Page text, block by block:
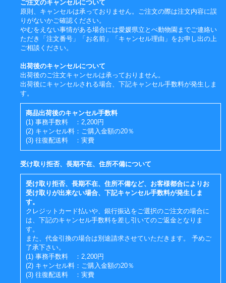
ご注文のキャンセルについて
原則、キャンセルは承っておりません。ご注文の際は注文内容に誤
りがないかご確認ください。
やむをえない事情がある場合には愛媛県立とべ動物園までご連絡い
ただき「注文番号」「お名前」「キャンセル理由」をお申し出の上
ご相談ください。
出荷後のキャンセルについて
出荷後のご注文キャンセルは承っておりません。
出荷後にキャンセルされる場合、下記キャンセル手数料が発生しま
す。
商品出荷後のキャンセル手数料
(1) 事務手数料 ：2,200円
(2) キャンセル料：ご購入金額の20％
(3) 往復配送料 ：実費
受け取り拒否、長期不在、住所不備について
受け取り拒否、長期不在、住所不備など、お客様都合によりお
受け取りが出来ない場合、下記キャンセル手数料が発生しま
す。
クレジットカード払いや、銀行振込をご選択のご注文の場合に
は、下記のキャンセル手数料を差し引いてのご返金となりま
す。
また、代金引換の場合は別途請求させていただきます。 予めご
了承下さい。
(1) 事務手数料 ：2,200円
(2) キャンセル料：ご購入金額の20％
(3) 往復配送料 ：実費